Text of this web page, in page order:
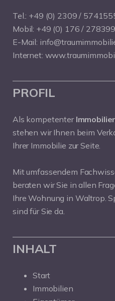
Tel.: +49 (0) 2309 /
Mobil: +49 (0) 176 /
E-Mail:
Internet:
PROFIL
Als kompetenter
stehen wir Ihnen beim
Ihrer Immobilie zur Seite.
Mit umfassendem
beraten wir Sie in allen
Ihre Wohnung in Waltrop.
sind für Sie da.
INHALT
Start
Immobilien